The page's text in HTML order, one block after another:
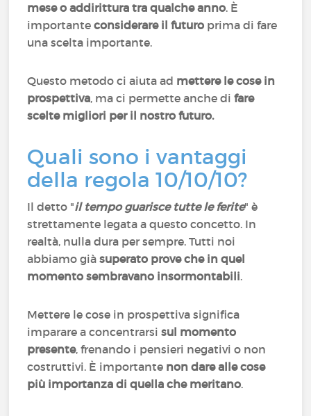
mese o addirittura tra qualche anno. È
importanteconsiderare il futuro prima di fare
una scelta importante.
Questo metodo ci aiuta ad mettere le cose in
prospettiva, ma ci permette anche difare
scelte migliori per il nostro futuro.
Quali sono i vantaggi
della regola 10/10/10?
Il detto "il tempo guarisce tutte le ferite" è
strettamente legata a questo concetto. In
realtà, nulla dura per sempre. Tutti noi
abbiamo giàsuperato prove che in quel
momento sembravano insormontabili.
Mettere le cose in prospettiva significa
imparare a concentrarsisul momento
presente, frenando i pensieri negativi o non
costruttivi. È importante non dare alle cose
più importanza di quella che meritano.